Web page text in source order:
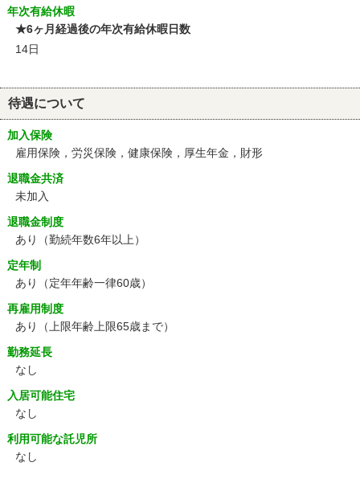
年次有給休暇
★6ヶ月経過後の年次有給休暇日数
14日
待遇について
加入保険
雇用保険，労災保険，健康保険，厚生年金，財形
退職金共済
未加入
退職金制度
あり（勤続年数6年以上）
定年制
あり
（定年年齢一律60歳）
再雇用制度
あり
（上限年齢上限65歳まで）
勤務延長
なし
入居可能住宅
なし
利用可能な託児所
なし